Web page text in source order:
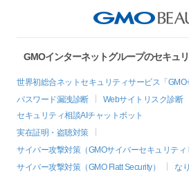
GMOインターネットグループのセキュ
世界初総合ネットセキュリティサービス「GMO
パスワード漏洩診断
Webサイトリスク診断
セキュリティ相談AIチャットボット
実在証明・盗聴対策
サイバー攻撃対策（GMOサイバーセキュリティ
サイバー攻撃対策（GMO Flatt Security）
な